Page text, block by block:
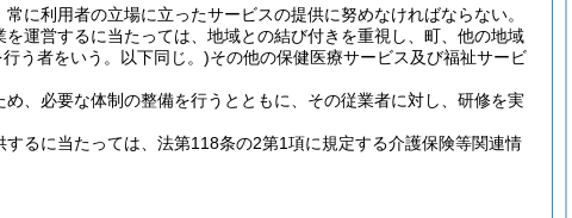
に利用者の立場に立ったサービスの提供に努めなければならない。
運営するに当たっては、地域との結び付きを重視し、町、他の地域
う者をいう。以下同じ。)その他の保健医療サービス及び福祉サービ
、必要な体制の整備を行うとともに、その従業者に対し、研修を実
るに当たっては、法第118条の2第1項に規定する介護保険等関連情